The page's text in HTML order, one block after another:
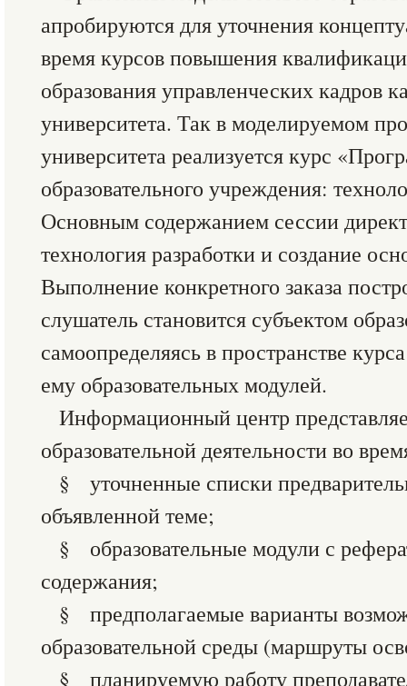
апробируются для уточнения
время курсов повышения
образования управленческих кадров
университета. Так в моделируемом
университета реализуется курс
образовательного учреждения:
Основным содержанием сессии
технология разработки и создание
Выполнение конкретного заказа
слушатель становится субъектом
самоопределяясь в пространстве
ему образовательных модулей.
Информационный центр
образовательной деятельности во
§ уточненные списки
объявленной теме;
§ образовательные модули с
содержания;
§ предполагаемые варианты
образовательной среды (маршруты
§ планируемую работу